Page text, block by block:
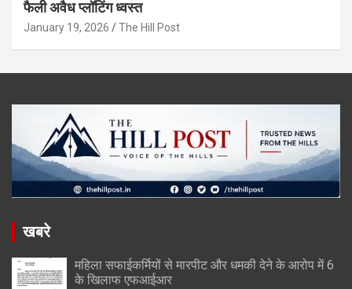
फैली अवैध प्लॉटिंग ध्वस्त
January 19, 2026 The Hill Post
खबरे
महिला सफाईकर्मियों से मारपीट और धमकी देने के आरोप में 6
के खिलाफ एफआईआर